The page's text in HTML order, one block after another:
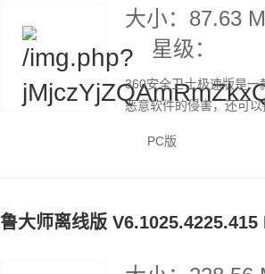
大小：87.63
星级：
360安全卫士极速版是一
恶意软件的侵害，还可
PC版
鲁大师离线版 V6.1025.4225.415